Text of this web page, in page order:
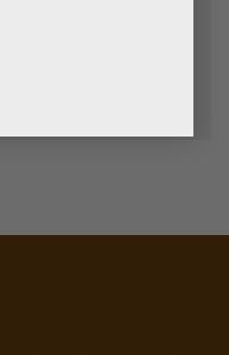
web trong trình
của tôi.